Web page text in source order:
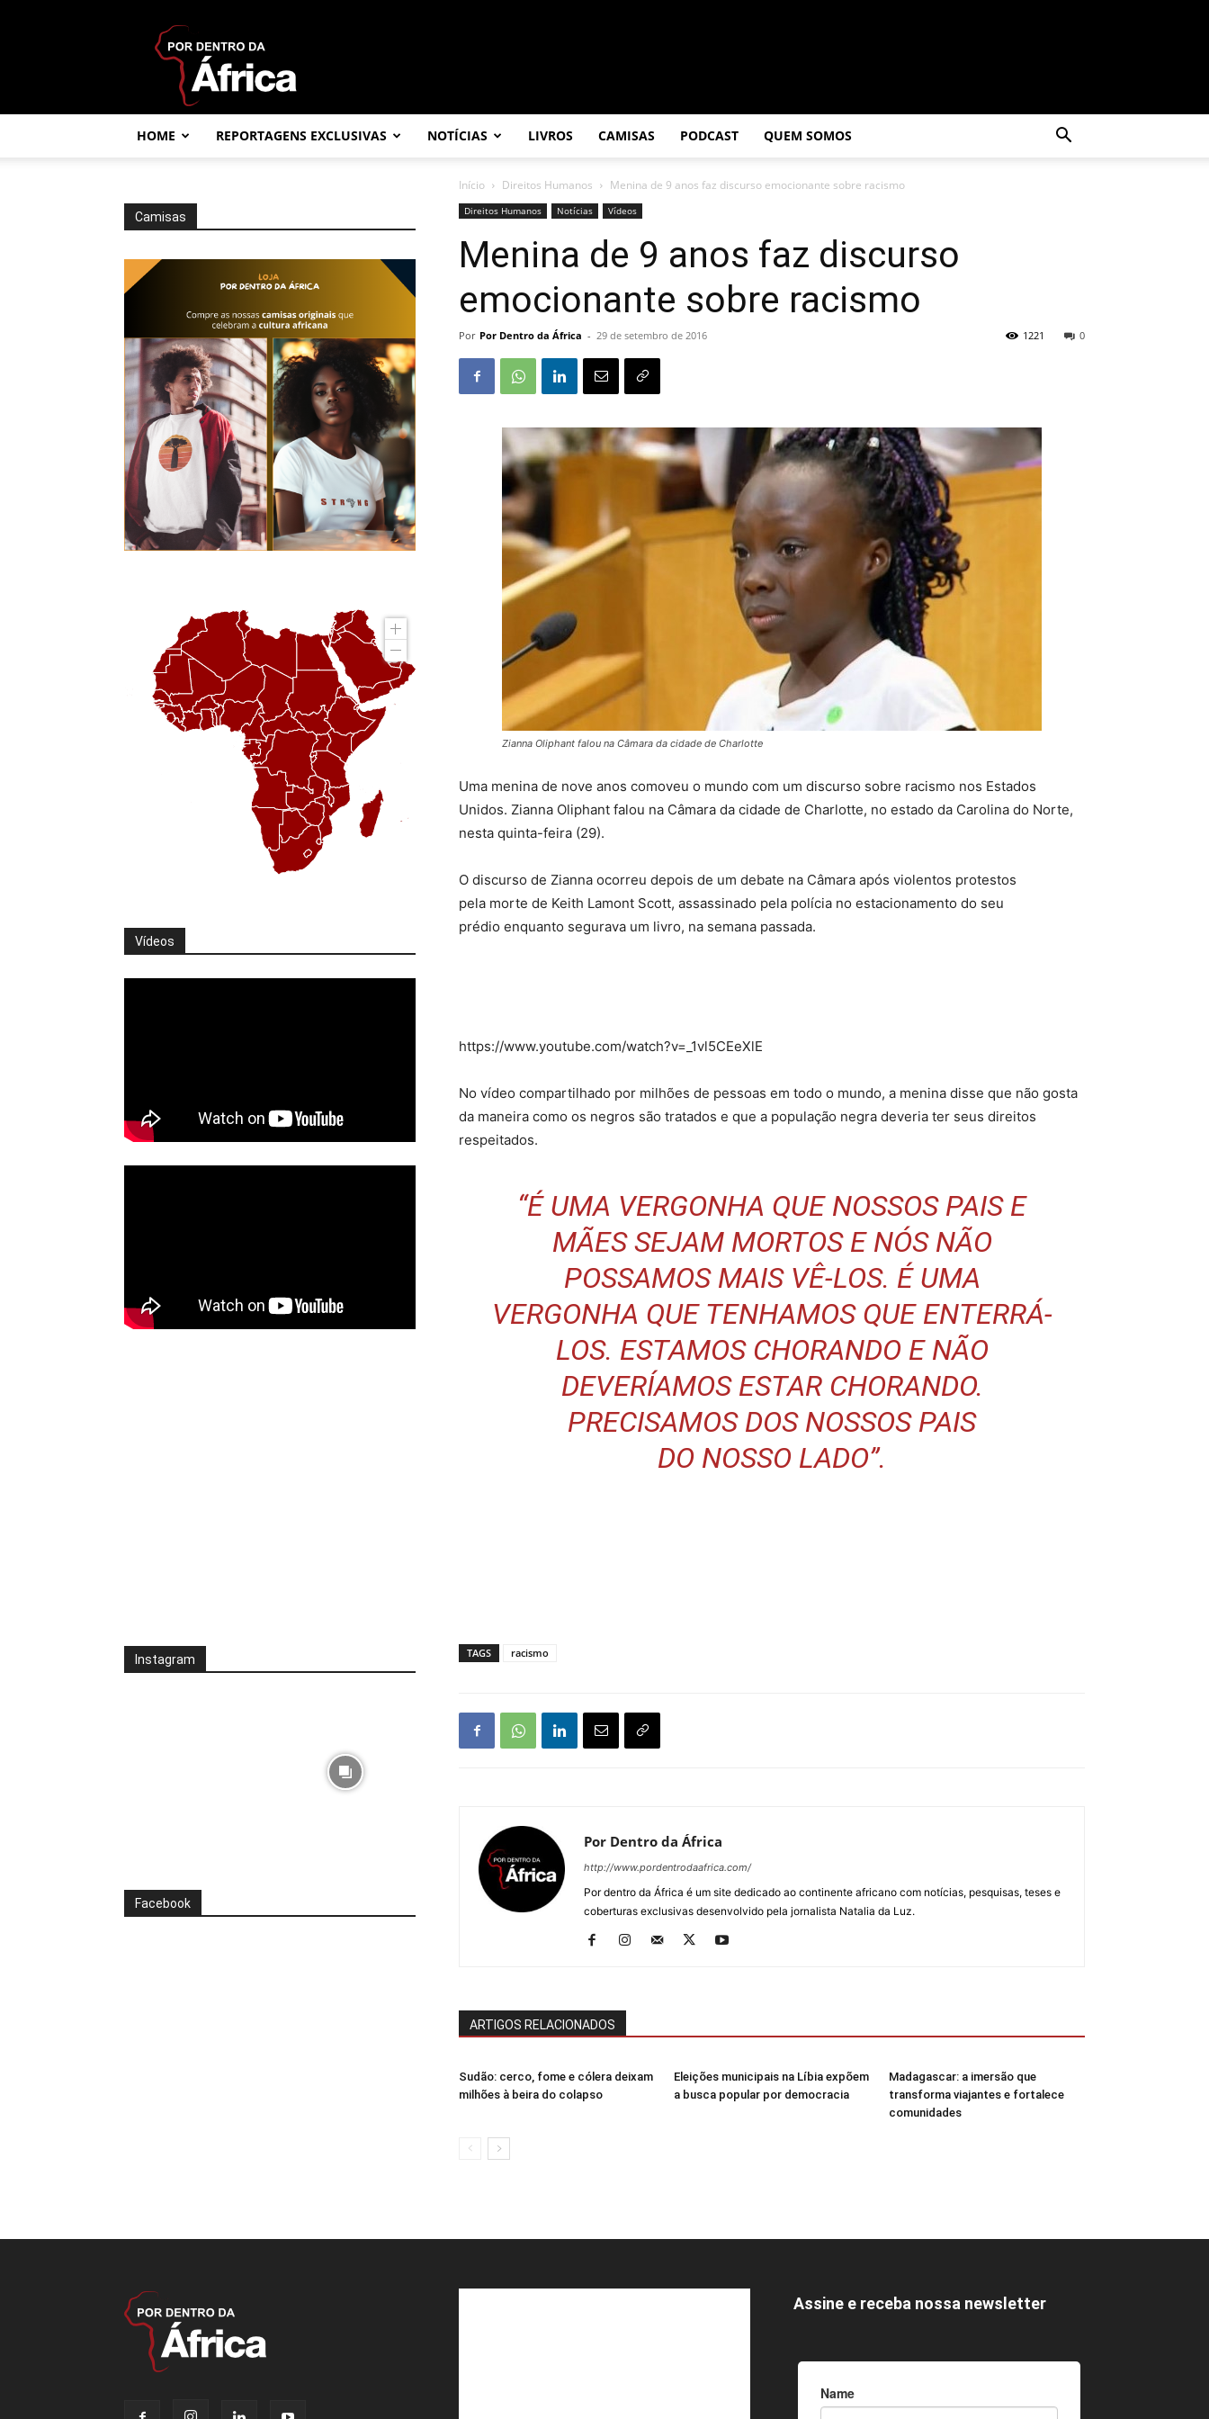
da
África
HOME REPORTAGENS EXCLUSIVAS NOTÍCIAS LIVROS CAMISAS PODCAST QUEM SOMOS
Início Direitos Humanos Menina de 9 anos faz discurso emocionante sobre racismo
Direitos Humanos Notícias Vídeos
Menina de 9 anos faz discurso
emocionante sobre racismo
Por Por Dentro da África - 29 de setembro de 2016 0
1221
Zianna Oliphant falou na Câmara da cidade de Charlotte
Uma menina de nove anos comoveu o mundo com um discurso sobre racismo nos Estados
Unidos. Zianna Oliphant falou na Câmara da cidade de Charlotte, no estado da Carolina do Norte,
nesta quinta-feira (29).
O discurso de Zianna ocorreu depois de um debate na Câmara após violentos protestos
pela morte de Keith Lamont Scott, assassinado pela polícia no estacionamento do seu
prédio enquanto segurava um livro, na semana passada.
https://www.youtube.com/watch?v=_1vl5CEeXlE
No vídeo compartilhado por milhões de pessoas em todo o mundo, a menina disse que não gosta
da maneira como os negros são tratados e que a população negra deveria ter seus direitos
respeitados.
“É UMA VERGONHA QUE NOSSOS PAIS E
MÃES SEJAM MORTOS E NÓS NÃO
POSSAMOS MAIS VÊ-LOS. É UMA
VERGONHA QUE TENHAMOS QUE ENTERRÁ-
LOS. ESTAMOS CHORANDO E NÃO
DEVERÍAMOS ESTAR CHORANDO.
PRECISAMOS DOS NOSSOS PAIS
DO NOSSO LADO”.
TAGS racismo
Por Dentro da África
http://www.pordentrodaafrica.com/
Por dentro da África é um site dedicado ao continente africano com notícias, pesquisas, teses e
coberturas exclusivas desenvolvido pela jornalista Natalia da Luz.
ARTIGOS RELACIONADOS
Sudão: cerco, fome e cólera deixam
milhões à beira do colapso
Eleições municipais na Líbia expõem
a busca popular por democracia
Madagascar: a imersão que
transforma viajantes e fortalece
comunidades
Camisas
Vídeos
Instagram
Facebook
Assine e receba nossa newsletter